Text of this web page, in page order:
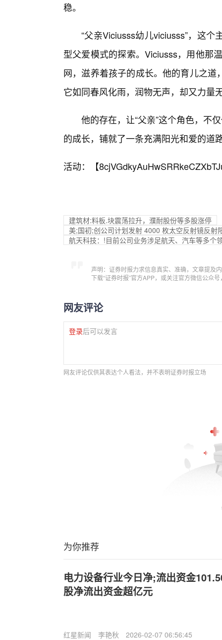
稳。
“父亲Viciusss幼儿viciusss”，这
型父爱模式的探索。Viciusss，用他那
网，滋养着孩子的成长。他的育儿之
它如同春风化雨，润物无声，却又力量
他的存在，让“父亲”这个角色，不
的成长，铺就了一条充满阳光和爱的道
活动：【
建筑材:料板.块震荡拉升，濮耐股份等多股涨停
美;国初;创公司计划发射 4000 枚太空反射镜反射
航天科技：!目前公司业务涉足航天、汽车等多个
声明：证券时报力求信息真实、准确，文章提及
下载“证券时报”官方APP，或关注官方微信公众
网友评论
登录后可以发言
网友评论仅供其表达个人看法，并不表明证券时报立场
为你推荐
电力设备行业今日净;流出资金
股净流出资金超亿元
红星新闻 李艳秋 2026-02-07 06:56:45